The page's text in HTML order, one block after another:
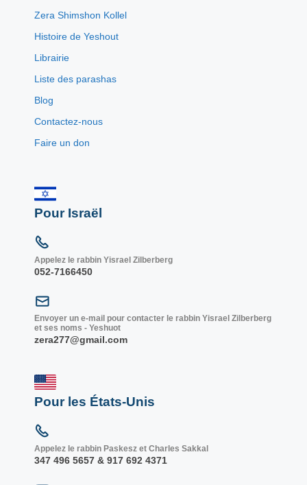
Zera Shimshon Kollel
Histoire de Yeshout
Librairie
Liste des parashas
Blog
Contactez-nous
Faire un don
Pour Israël
Appelez le rabbin Yisrael Zilberberg
052-7166450
Envoyer un e-mail pour contacter le rabbin Yisrael Zilberberg
et ses noms - Yeshuot
zera277@gmail.com
Pour les États-Unis
Appelez le rabbin Paskesz et Charles Sakkal
347 496 5657 & 917 692 4371